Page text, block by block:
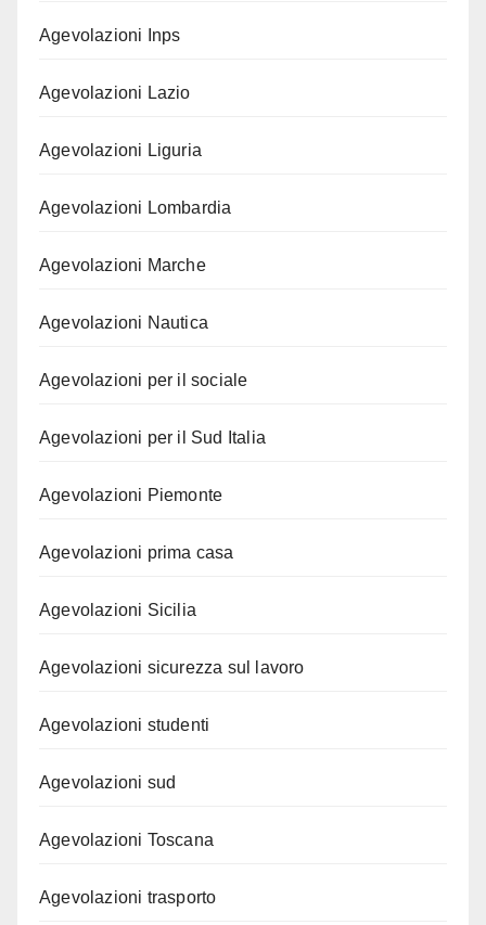
Agevolazioni Inps
Agevolazioni Lazio
Agevolazioni Liguria
Agevolazioni Lombardia
Agevolazioni Marche
Agevolazioni Nautica
Agevolazioni per il sociale
Agevolazioni per il Sud Italia
Agevolazioni Piemonte
Agevolazioni prima casa
Agevolazioni Sicilia
Agevolazioni sicurezza sul lavoro
Agevolazioni studenti
Agevolazioni sud
Agevolazioni Toscana
Agevolazioni trasporto